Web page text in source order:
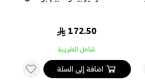
172.50
شامل الضريبة
اضافة إلى السلة